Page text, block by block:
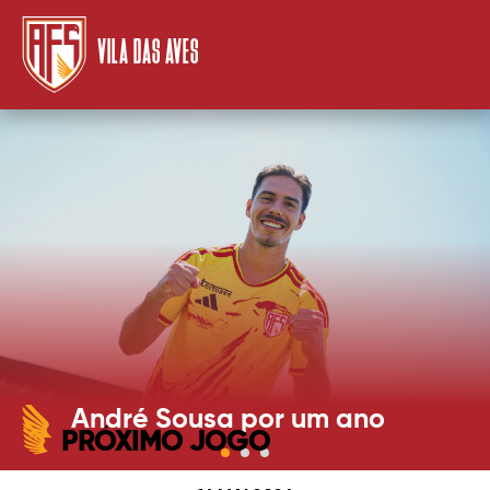
VILA DAS AVES
André Sousa por um ano
PRÓXIMO JOGO